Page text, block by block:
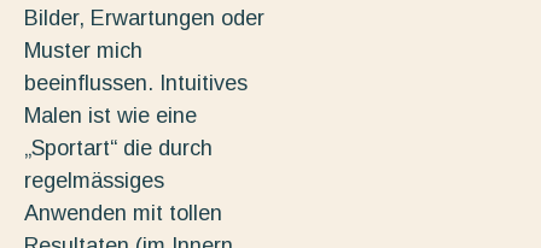
Bilder, Erwartungen oder
Muster mich
beeinflussen. Intuitives
Malen ist wie eine
„Sportart“ die durch
regelmässiges
Anwenden mit tollen